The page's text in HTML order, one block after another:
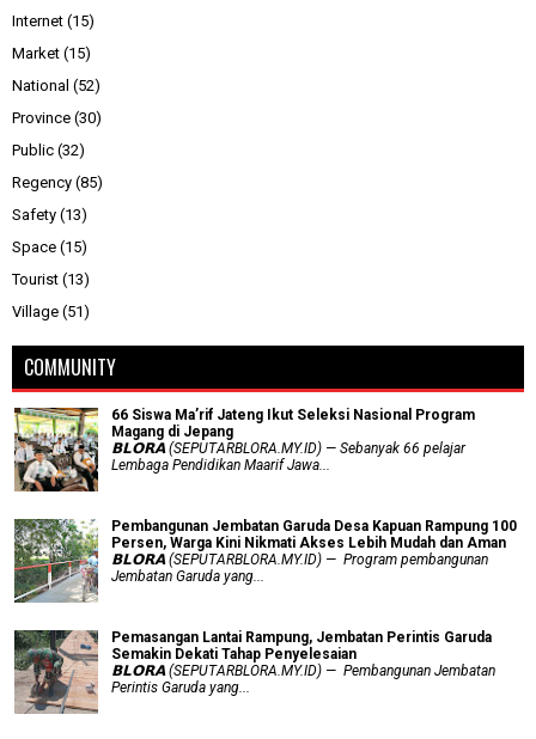
Internet (15)
Market (15)
National (52)
Province (30)
Public (32)
Regency (85)
Safety (13)
Space (15)
Tourist (13)
Village (51)
COMMUNITY
66 Siswa Ma’rif Jateng Ikut Seleksi Nasional Program
Magang di Jepang
𝗕𝗟𝗢𝗥𝗔 (SEPUTARBLORA.MY.ID) — Sebanyak 66 pelajar
Lembaga Pendidikan Maarif Jawa...
Pembangunan Jembatan Garuda Desa Kapuan Rampung 100
Persen, Warga Kini Nikmati Akses Lebih Mudah dan Aman
𝗕𝗟𝗢𝗥𝗔 (SEPUTARBLORA.MY.ID) — Program pembangunan
Jembatan Garuda yang...
Pemasangan Lantai Rampung, Jembatan Perintis Garuda
Semakin Dekati Tahap Penyelesaian
𝗕𝗟𝗢𝗥𝗔 (SEPUTARBLORA.MY.ID) — Pembangunan Jembatan
Perintis Garuda yang...